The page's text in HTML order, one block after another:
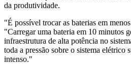
da produtividade.
"É possível trocar as baterias em
"Carregar uma bateria em 10 minutos
infraestrutura de alta potência no
toda a pressão sobre o sistema elétrico
intenso."